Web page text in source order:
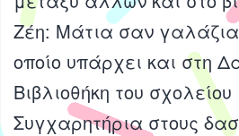
Ζέη: Μάτια σαν
οποίο υπάρχει και στη
Βιβλιοθήκη του
Συγχαρητήρια στους